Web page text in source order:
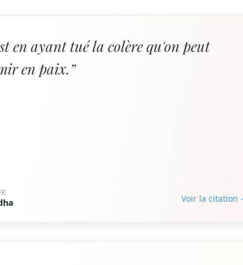
en ayant tué la colère qu'on peut
en paix.”
Voir la citation